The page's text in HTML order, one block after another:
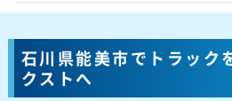
石川県能美市でトラック
クストへ